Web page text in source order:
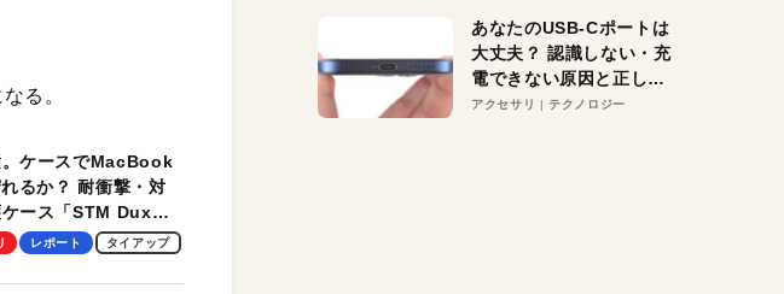
る。
。ケースでMacBook
るか？ 耐衝撃・対
ース「STM Dux
検証。学生、ビジネ
レポート タイアップ
あなたのUSB-Cポートは
大丈夫？ 認識しない・充
電できない原因と正しい
対策
アクセサリ テクノロジー